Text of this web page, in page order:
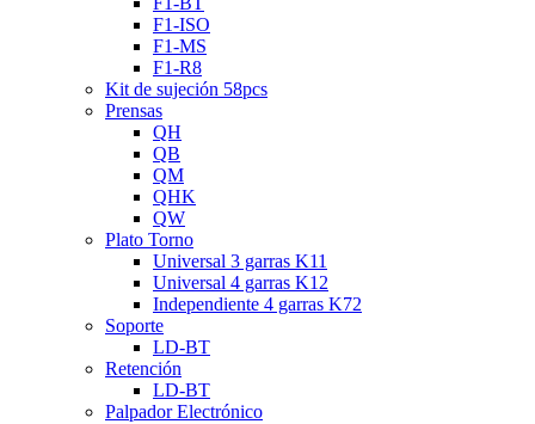
F1-ISO
F1-MS
F1-R8
Kit de sujeción 58pcs
Prensas
QH
QB
QM
QHK
QW
Plato Torno
Universal 3 garras K11
Universal 4 garras K12
Independiente 4 garras K72
Soporte
LD-BT
Retención
LD-BT
Palpador Electrónico